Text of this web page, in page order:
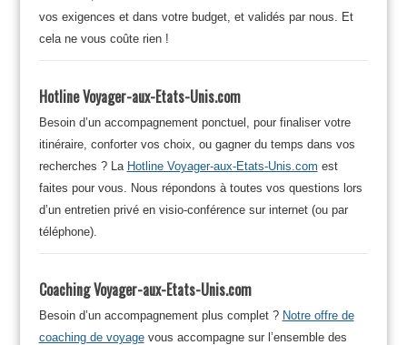
vos exigences et dans votre budget, et validés par nous. Et
cela ne vous coûte rien !
Hotline Voyager-aux-Etats-Unis.com
Besoin d’un accompagnement ponctuel, pour finaliser votre
itinéraire, conforter vos choix, ou gagner du temps dans vos
recherches ? La Hotline Voyager-aux-Etats-Unis.com est
faites pour vous. Nous répondons à toutes vos questions lors
d’un entretien privé en visio-conférence sur internet (ou par
téléphone).
Coaching Voyager-aux-Etats-Unis.com
Besoin d’un accompagnement plus complet ? Notre offre de
coaching de voyagevous accompagne sur l’ensemble des